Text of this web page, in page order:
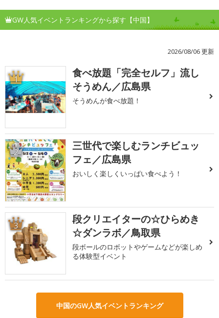
GW人気イベントランキングから探す【中国】
2026/08/06 更新
1
食べ放題「完全セルフ」流し
そうめん／広島県
そうめんが食べ放題！
2
三世代で楽しむランチビュッ
フェ／広島県
おいしく楽しくいっぱい食べよう！
3
段クリエイターの☆ひらめき
☆ダンラボ／鳥取県
段ボールのロボットやゲームなどが楽しめ
る体験型イベント
中国のGW人気イベントランキング